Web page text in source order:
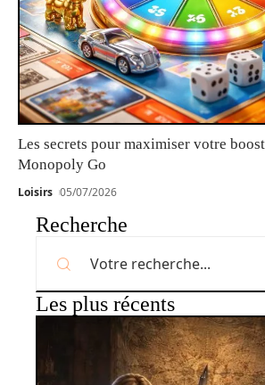
Les secrets pour maximiser votre
Monopoly Go
Loisirs 05/07/2026
Recherche
Les plus récents